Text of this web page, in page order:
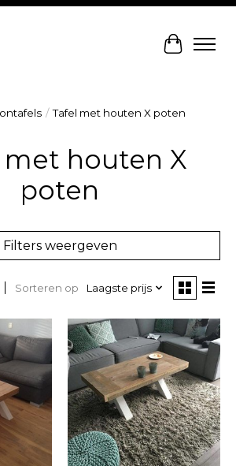
/ Tafel met houten X poten
met houten X
poten
Filters weergeven
Sorteren op Laagste prijs